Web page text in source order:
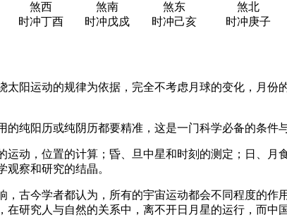
煞西 煞南 煞东 煞北
时冲丁酉 时冲戊戍 时冲己亥 时冲庚子
阳运动的规律为依据，完全不考虑月球的变化，月
纯阳历或纯阴历都要精准，这是一门科学必备的条件与
运动，位置的计算；昏、旦中星和时刻的测定；日、
察和研究的结晶。
古今学者都认为，所有的宇宙运动都会不同程度的
研究人与自然的关系中，离不开日月星的运行，而中